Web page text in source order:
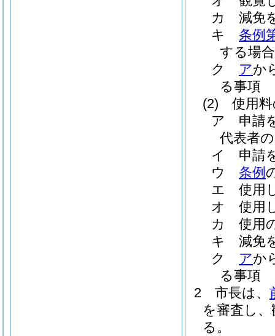
カ
減免
キ
条例
する場
ク
アか
る事項
(2)
使用
ア
申請
代表者
イ
申請
ウ
条例
エ
使用
オ
使用
カ
使用
キ
減免
ク
アか
る事項
2
市長は、
を審査し
る。